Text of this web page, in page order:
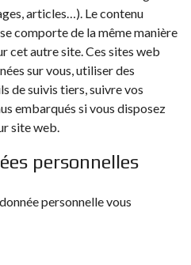
articles…). Le contenu
comporte de la même manière
cet autre site. Ces sites web
sur vous, utiliser des
de suivis tiers, suivre vos
embarqués si vous disposez
site web.
personnelles
personnelle vous